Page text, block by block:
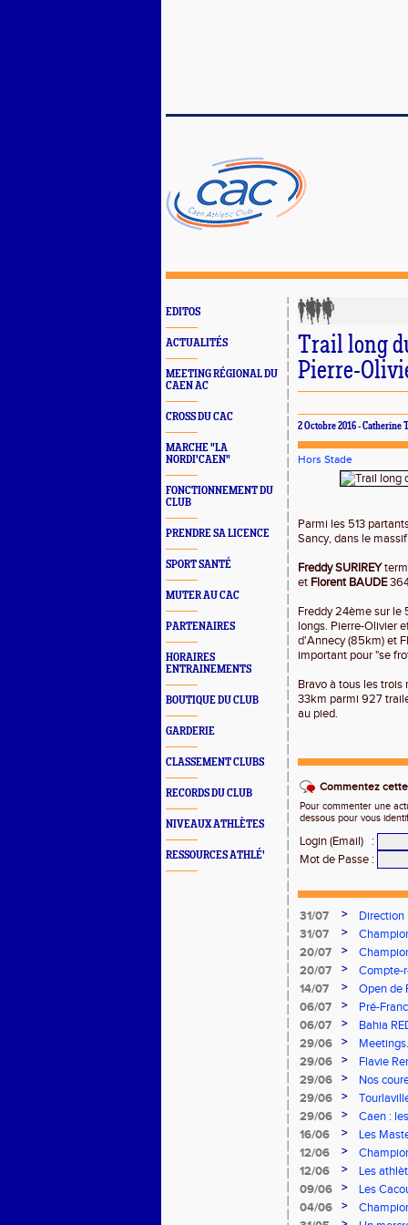
EDITOS
ACTUALITÉS
MEETING RÉGIONAL DU
CAEN AC
CROSS DU CAC
MARCHE "LA
NORDI'CAEN"
FONCTIONNEMENT DU
CLUB
PRENDRE SA LICENCE
SPORT SANTÉ
MUTER AU CAC
PARTENAIRES
HORAIRES
ENTRAINEMENTS
BOUTIQUE DU CLUB
GARDERIE
CLASSEMENT CLUBS
RECORDS DU CLUB
NIVEAUX ATHLÈTES
RESSOURCES ATHLÉ'
Trail long
Pierre-
2 Octobre 2016 - Catherine
Hors Stade
Parmi les 513
Sancy, dans le
Freddy SURIREY
et Florent BAUDE
Freddy 24ème sur le
longs. Pierre-Olivier
d'Annecy (85km) et
important pour "se
Bravo à tous les
33km parmi 927
au pied.
Commentez
Pour commenter une
dessous pour vous
Login (Email)
:
Mot de Passe :
31/07 >
Direction
31/07
>
vous à
20/07 >
Stade
20/07 >
Compte-
14/07
>
Open de
06/07
>
Pré-
06/07
>
Bahia
29/06
>
concours
29/06 >
Flavie
brillent
29/06 >
Nos
29/06
>
29/06
>
Caen :
16/06
>
Les
12/06
>
12/06 >
Les
09/06
>
Les
04/06
>